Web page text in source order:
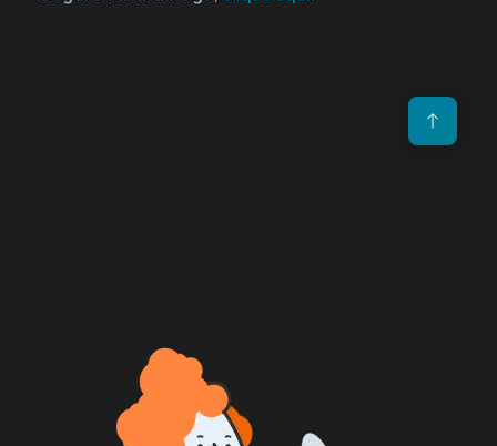
Voltar para o